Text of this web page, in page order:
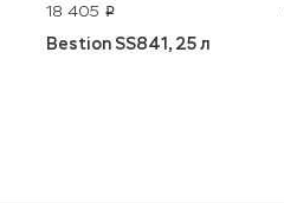
18 405 p
Bestion SS841, 25 л